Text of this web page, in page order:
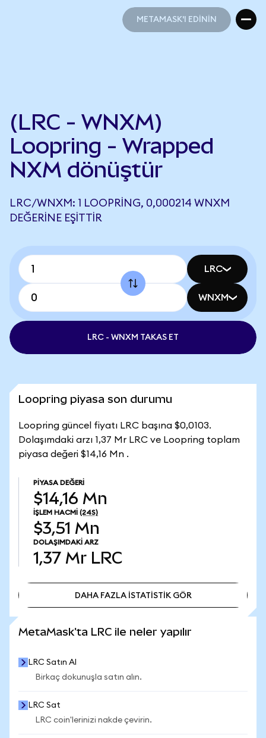
METAMASK'I EDİNİN
(LRC - WNXM)
Loopring - Wrapped
NXM dönüştür
LRC/WNXM: 1 LOOPRING, 0,000214 WNXM
DEĞERINE EŞITTIR
LRC
WNXM
LRC - WNXM TAKAS ET
Loopring piyasa son durumu
Loopring güncel fiyatı LRC başına $0,0103.
Dolaşımdaki arzı 1,37 Mr LRC ve Loopring toplam
piyasa değeri $14,16 Mn .
PIYASA DEĞERI
$14,16 Mn
İŞLEM HACMI (24S)
$3,51 Mn
DOLAŞIMDAKI ARZ
1,37 Mr LRC
DAHA FAZLA İSTATİSTİK GÖR
MetaMask'ta LRC ile neler yapılır
LRC Satın Al
Birkaç dokunuşla satın alın.
LRC Sat
LRC coin'lerinizi nakde çevirin.